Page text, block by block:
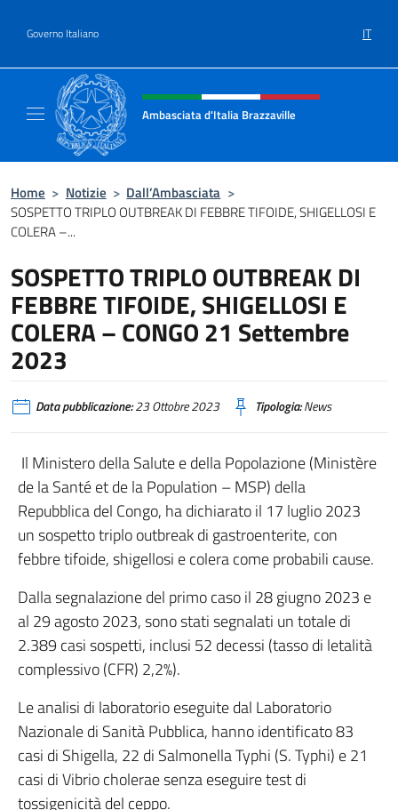
Governo Italiano IT
Intestazione sito, social e menù
Ambasciata d'Italia Brazzaville
Home > Notizie > Dall’Ambasciata >
SOSPETTO TRIPLO OUTBREAK DI FEBBRE TIFOIDE, SHIGELLOSI E
COLERA –...
SOSPETTO TRIPLO OUTBREAK DI
FEBBRE TIFOIDE, SHIGELLOSI E
COLERA – CONGO 21 Settembre
2023
Data pubblicazione:23 Ottobre 2023 Tipologia:News
Il Ministero della Salute e della Popolazione (Ministère
de la Santé et de la Population – MSP) della
Repubblica del Congo, ha dichiarato il 17 luglio 2023
un sospetto triplo outbreak di gastroenterite, con
febbre tifoide, shigellosi e colera come probabili cause.
Dalla segnalazione del primo caso il 28 giugno 2023 e
al 29 agosto 2023, sono stati segnalati un totale di
2.389 casi sospetti, inclusi 52 decessi (tasso di letalità
complessivo (CFR) 2,2%).
Le analisi di laboratorio eseguite dal Laboratorio
Nazionale di Sanità Pubblica, hanno identificato 83
casi di Shigella, 22 di Salmonella Typhi (S. Typhi) e 21
casi di Vibrio cholerae senza eseguire test di
tossigenicità del ceppo.